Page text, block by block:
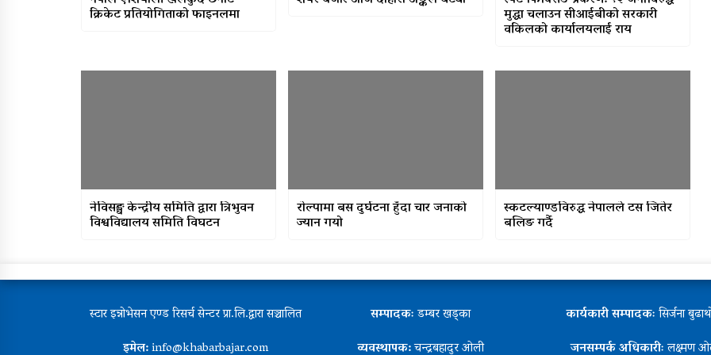
क्रिकेट प्रतियोगिताको फाइनलमा मुद्धा चलाउन सीआईबीको सरकारी
वकिलको कार्यालयलाई राय
नेविसङ्घ केन्द्रीय समिति द्वारा त्रिभुवन
विश्वविद्यालय समिति विघटन
राेल्पामा बस दुर्घटना हुँदा चार जनाको
ज्यान गयो
स्कटल्याण्डविरुद्ध नेपालले टस जितेर
बलिङ गर्दै
स्टार इन्नोभेसन एण्ड रिसर्च सेन्टर प्रा.लि.द्वारा सञ्चालित
इमेल:info@khabarbajar.com
सम्पादकःडम्बर खड्का
व्यवस्थापक:चन्द्रबहादुर ओली
कार्यकारी सम्पादकःसिर्जना
जनसम्पर्क अधिकारीःलक्ष्मण